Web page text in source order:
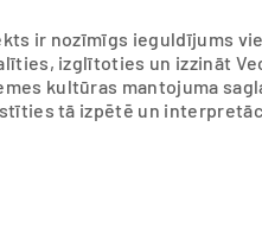
ir nozīmīgs ieguldījums
izglītoties un izzināt
kultūras mantojuma
tā izpētē un